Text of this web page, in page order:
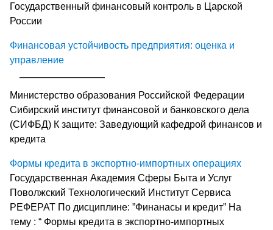
Государственный финансовый контроль в Царской
России
Финансовая устойчивость предприятия: оценка и
управление
Министерство образования Российской Федерации
Сибирский институт финансовой и банковского дела
(СИФБД) К защите: Заведующий кафедрой финансов и
кредита
Формы кредита в экспортно-импортных операциях
Государственная Академия Сферы Быта и Услуг
Поволжский Технологический Институт Сервиса
РЕФЕРАТ По дисциплине: ”Финанасы и кредит” На
тему : “ Формы кредита в экспортно-импортных